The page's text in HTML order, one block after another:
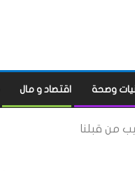
وصحة اقتصاد و مال
من قبلنا